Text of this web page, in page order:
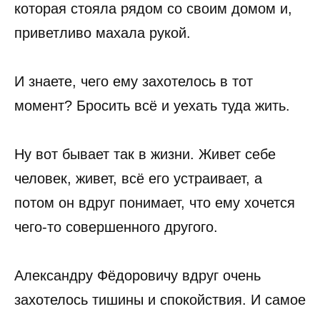
которая стояла рядом со своим домом и,
приветливо махала рукой.
И знаете, чего ему захотелось в тот
момент? Бросить всё и уехать туда жить.
Ну вот бывает так в жизни. Живет себе
человек, живет, всё его устраивает, а
потом он вдруг понимает, что ему хочется
чего-то совершенного другого.
Александру Фёдоровичу вдруг очень
захотелось тишины и спокойствия. И самое